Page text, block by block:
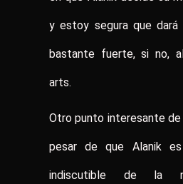
y estoy segura que dará
bastante fuerte, si no,
arts.
Otro punto interesante
pesar de que Alanik
indiscutible de la